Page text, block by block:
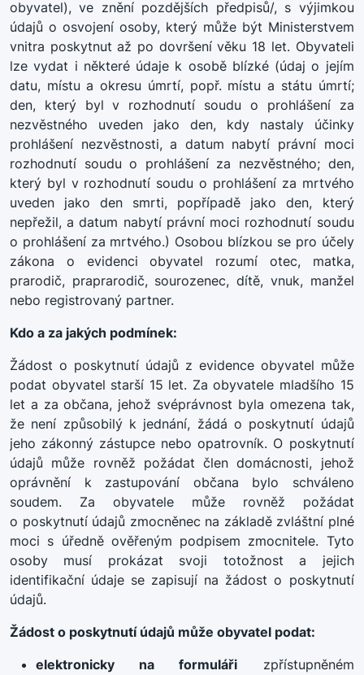
obyvatel), ve znění pozdějších předpisů/, s výjimkou
údajů o osvojení osoby, který může být Ministerstvem
vnitra poskytnut až po dovršení věku 18 let. Obyvateli
lze vydat i některé údaje k osobě blízké (údaj o jejím
datu, místu a okresu úmrtí, popř. místu a státu úmrtí;
den, který byl v rozhodnutí soudu o prohlášení za
nezvěstného uveden jako den, kdy nastaly účinky
prohlášení nezvěstnosti, a datum nabytí právní moci
rozhodnutí soudu o prohlášení za nezvěstného; den,
který byl v rozhodnutí soudu o prohlášení za mrtvého
uveden jako den smrti, popřípadě jako den, který
nepřežil, a datum nabytí právní moci rozhodnutí soudu
o prohlášení za mrtvého.) Osobou blízkou se pro účely
zákona o evidenci obyvatel rozumí otec, matka,
prarodič, praprarodič, sourozenec, dítě, vnuk, manžel
nebo registrovaný partner.
Kdo a za jakých podmínek:
Žádost o poskytnutí údajů z evidence obyvatel může
podat obyvatel starší 15 let. Za obyvatele mladšího 15
let a za občana, jehož svéprávnost byla omezena tak,
že není způsobilý k jednání, žádá o poskytnutí údajů
jeho zákonný zástupce nebo opatrovník. O poskytnutí
údajů může rovněž požádat člen domácnosti, jehož
oprávnění k zastupování občana bylo schváleno
soudem. Za obyvatele může rovněž požádat
o poskytnutí údajů zmocněnec na základě zvláštní plné
moci s úředně ověřeným podpisem zmocnitele. Tyto
osoby musí prokázat svoji totožnost a jejich
identifikační údaje se zapisují na žádost o poskytnutí
údajů.
Žádost o poskytnutí údajů může obyvatel podat:
elektronicky na formuláři zpřístupněném